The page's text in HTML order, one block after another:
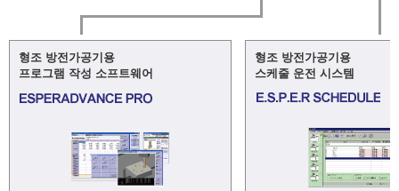
형조 방전가공기용
프로그램 작성 소프트웨어
형조 방전가공기용
스케줄 운전 시스템